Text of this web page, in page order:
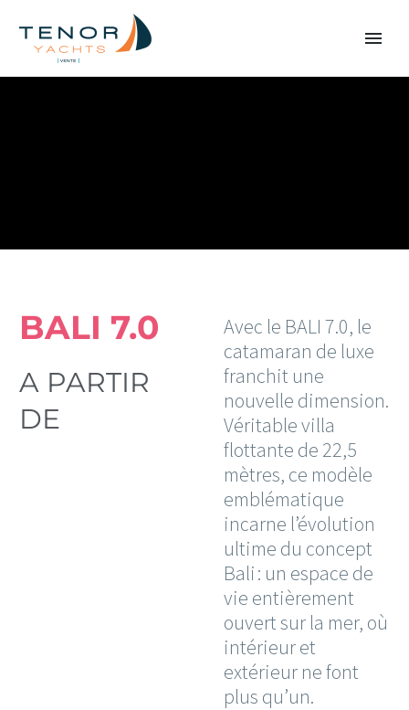
BALI 7.0
A PARTIR
DE
Avec le BALI 7.0, le
catamaran de luxe
franchit une
nouvelle dimension.
Véritable villa
flottante de 22,5
mètres, ce modèle
emblématique
incarne l’évolution
ultime du concept
Bali : un espace de
vie entièrement
ouvert sur la mer, où
intérieur et
extérieur ne font
plus qu’un.